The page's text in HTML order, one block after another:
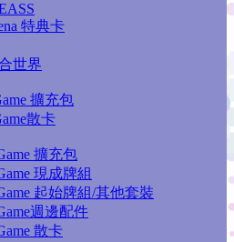
特典卡
世界
擴充包
散卡
擴充包
現成牌組
起始牌組/其他套裝
週邊配件
散卡